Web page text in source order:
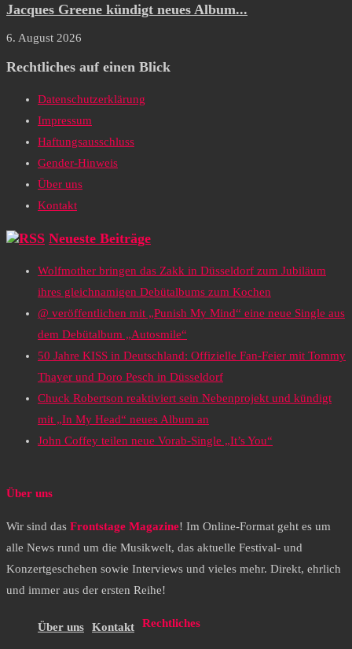
Jacques Greene kündigt neues Album...
6. August 2026
Rechtliches auf einen Blick
Datenschutzerklärung
Impressum
Haftungsausschluss
Gender-Hinweis
Über uns
Kontakt
Neueste Beiträge
Wolfmother bringen das Zakk in Düsseldorf zum Jubiläum
ihres gleichnamigen Debütalbums zum Kochen
@ veröffentlichen mit „Punish My Mind“ eine neue Single aus
dem Debütalbum „Autosmile“
50 Jahre KISS in Deutschland: Offizielle Fan-Feier mit Tommy
Thayer und Doro Pesch in Düsseldorf
Chuck Robertson reaktiviert sein Nebenprojekt und kündigt
mit „In My Head“ neues Album an
John Coffey teilen neue Vorab-Single „It’s You“
Über uns
Wir sind das Frontstage Magazine! Im Online-Format geht es um
alle News rund um die Musikwelt, das aktuelle Festival- und
Konzertgeschehen sowie Interviews und vieles mehr. Direkt, ehrlich
und immer aus der ersten Reihe!
Über uns Kontakt Rechtliches